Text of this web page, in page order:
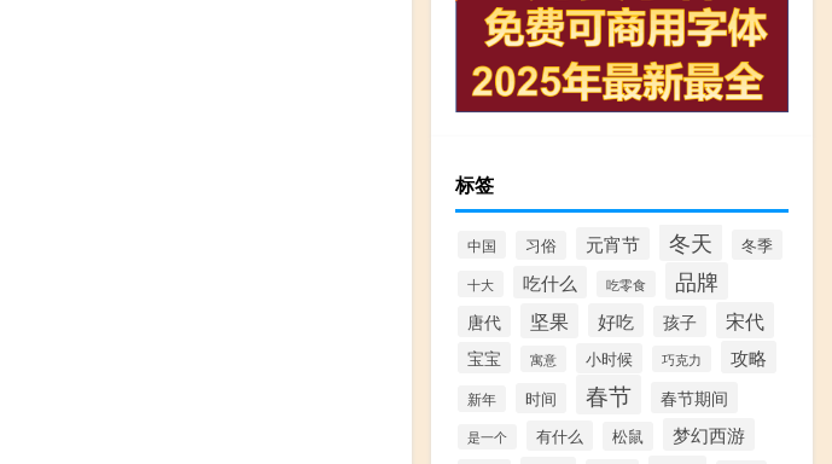
标签
中国 习俗 元宵节 冬天 冬季
十大 吃什么 吃零食 品牌
唐代 坚果 好吃 孩子 宋代
宝宝 寓意 小时候 巧克力 攻略
新年 时间 春节 春节期间
是一个 有什么 松鼠 梦幻西游